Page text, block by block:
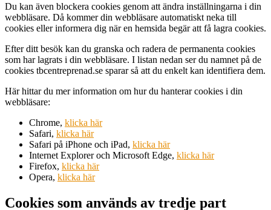
Du kan även blockera cookies genom att ändra inställningarna i din
webbläsare. Då kommer din webbläsare automatiskt neka till
cookies eller informera dig när en hemsida begär att få lagra cookies.
Efter ditt besök kan du granska och radera de permanenta cookies
som har lagrats i din webbläsare. I listan nedan ser du namnet på de
cookies tbcentreprenad.se sparar så att du enkelt kan identifiera dem.
Här hittar du mer information om hur du hanterar cookies i din
webbläsare:
Chrome, klicka här
Safari, klicka här
Safari på iPhone och iPad, klicka här
Internet Explorer och Microsoft Edge, klicka här
Firefox, klicka här
Opera, klicka här
Cookies som används av tredje part